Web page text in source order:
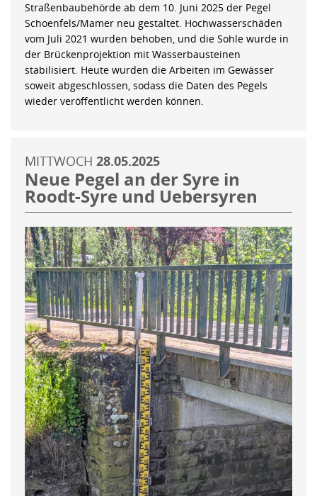
Straßenbaubehörde ab dem 10. Juni 2025 der Pegel
Schoenfels/Mamer neu gestaltet. Hochwasserschäden
vom Juli 2021 wurden behoben, und die Sohle wurde in
der Brückenprojektion mit Wasserbausteinen
stabilisiert. Heute wurden die Arbeiten im Gewässer
soweit abgeschlossen, sodass die Daten des Pegels
wieder veröffentlicht werden können.
MITTWOCH 28.05.2025
Neue Pegel an der Syre in
Roodt-Syre und Uebersyren